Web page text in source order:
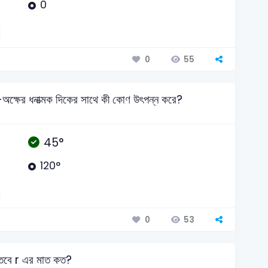
0
0 55
ধনাত্মক দিকের সাথে কী কোণ উৎপন্ন করে?
45°
120°
0 53
r এর মাত কত?